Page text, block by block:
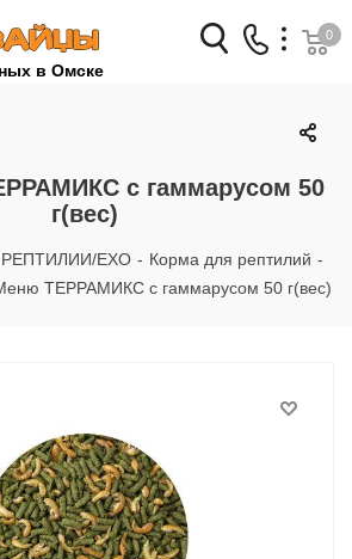
в Омске
Заказать звонок
+7 (3812) 79-04-04
+7 (950) 959-88-32
0
с гаммарусом 50
г(вес)
РЕПТИЛИИ/EXO - Корма для рептилий -
ТЕРРАМИКС с гаммарусом 50 г(вес)